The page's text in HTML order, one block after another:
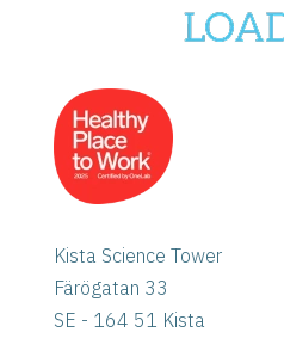
Kista Science Tower
Färögatan 33
SE - 164 51 Kista